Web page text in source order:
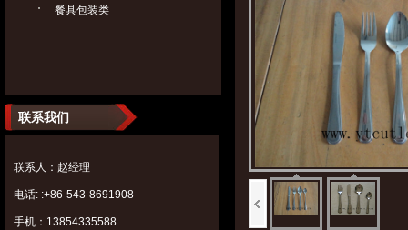
餐具包装类
联系我们
联系人：赵经理
电话: :+86-543-8691908
手机：13854335588